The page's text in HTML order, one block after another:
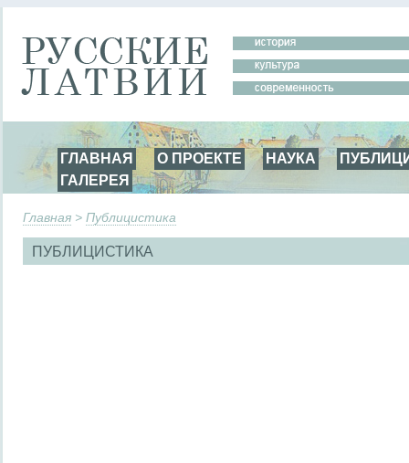
ГЛАВНАЯ О ПРОЕКТЕ НАУКА
ГАЛЕРЕЯ
Главная > Публицистика
ПУБЛИЦИСТИКА